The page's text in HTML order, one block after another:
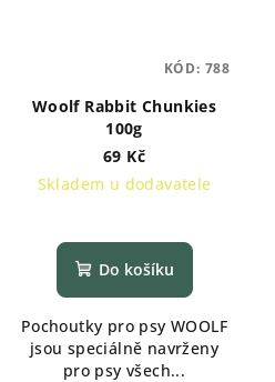
Woolf Rabbit Chunkies
100g
69 Kč
Skladem u dodavatele
Do košíku
Pochoutky pro psy WOOLF
jsou speciálně navrženy
pro psy všech...
KÓD: 788